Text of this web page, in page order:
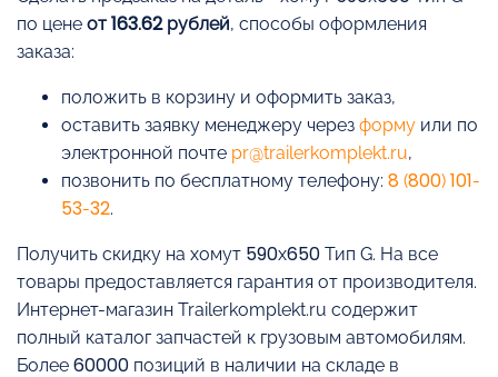
по цене от 163.62 рублей, способы оформления
заказа:
положить в корзину и оформить заказ,
оставить заявку менеджеру через форму или по
электронной почте pr@trailerkomplekt.ru,
позвонить по бесплатному телефону: 8 (800) 101-
53-32.
Получить скидку на хомут 590х650 Тип G. На все
товары предоставляется гарантия от производителя.
Интернет-магазин Trailerkomplekt.ru содержит
полный каталог запчастей к грузовым автомобилям.
Более 60000 позиций в наличии на складе в